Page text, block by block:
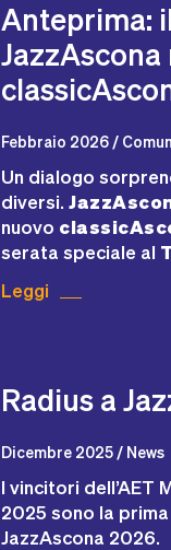
​Anteprima:
JazzAscona
Febbraio 2026 /
Un dialogo
diversi.
nuovo
serata speciale al
Leggi
Radius a
Dicembre 2025 / News
I vincitori dell’AET
2025 sono la
JazzAscona 2026.